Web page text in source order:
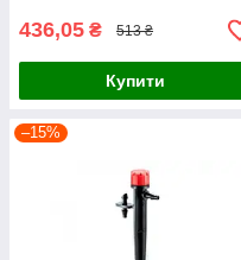
436,05 ₴ 513 ₴
Купити
–15%